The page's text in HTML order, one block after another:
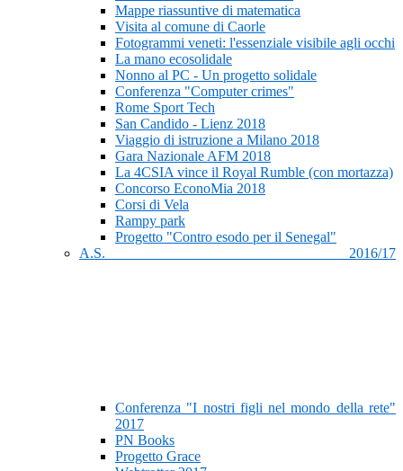
Mappe riassuntive di matematica
Visita al comune di Caorle
Fotogrammi veneti: l'essenziale visibile agli occhi
La mano ecosolidale
Nonno al PC - Un progetto solidale
Conferenza "Computer crimes"
Rome Sport Tech
San Candido - Lienz 2018
Viaggio di istruzione a Milano 2018
Gara Nazionale AFM 2018
La 4CSIA vince il Royal Rumble (con mortazza)
Concorso EconoMia 2018
Corsi di Vela
Rampy park
Progetto "Contro esodo per il Senegal"
A.S. 2016/17
Conferenza "I nostri figli nel mondo della rete"
2017
PN Books
Progetto Grace